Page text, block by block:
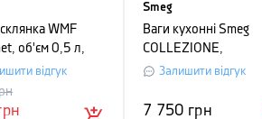
WMF
об'єм 0,5 л,
відгук
Smeg
Ваги кухонні Smeg
COLLEZIONE,
20,5х20х10,5 см,
Залишити відгук
7 750 грн